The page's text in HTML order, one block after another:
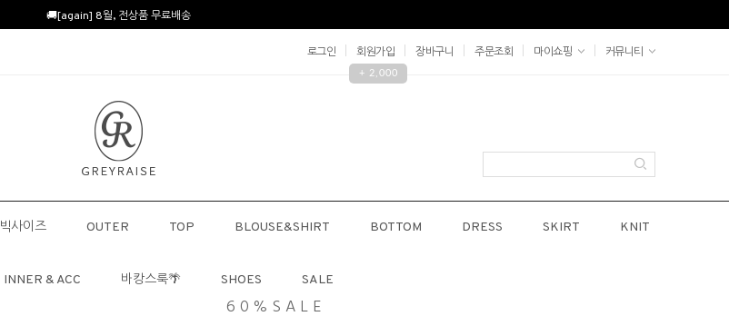
🚚[again] 8월, 전상품 무료배송
로그인 회원가입
+ 2,000
장바구니 주문조회 마이쇼핑 커뮤니티
빅사이즈 OUTER TOP BLOUSE&SHIRT BOTTOM DRESS SKIRT KNIT
INNER & ACC 바캉스룩🌴 SHOES SALE
60%SALE